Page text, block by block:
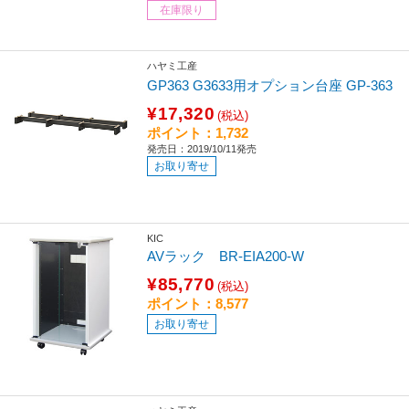
在庫限り
ハヤミ工産
GP363 G3633用オプション台座 GP-363
¥17,320 (税込)
ポイント：1,732
発売日：2019/10/11発売
お取り寄せ
KIC
AVラック BR-EIA200-W
¥85,770 (税込)
ポイント：8,577
お取り寄せ